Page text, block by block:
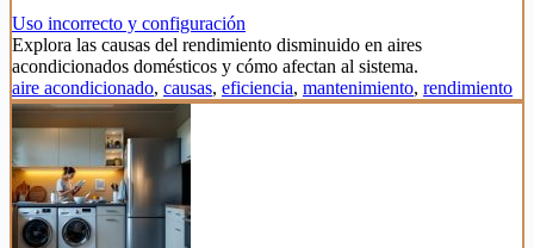
Uso incorrecto y configuración
Explora las causas del rendimiento disminuido en aires
acondicionados domésticos y cómo afectan al sistema.
aire acondicionado, causas, eficiencia, mantenimiento, rendimiento